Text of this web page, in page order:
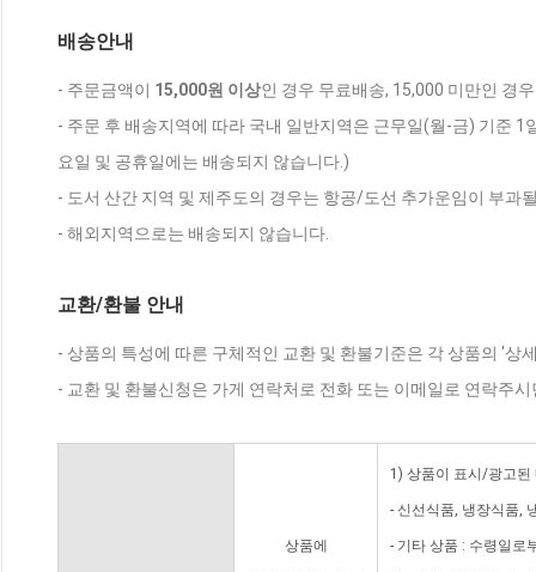
배송안내
- 주문금액이 15,000원 이상인 경우 무료배송, 15,000 미만인 경
- 주문 후 배송지역에 따라 국내 일반지역은 근무일(월-금) 기준
요일 및 공휴일에는 배송되지 않습니다.)
- 도서 산간 지역 및 제주도의 경우는 항공/도선 추가운임이 부과
- 해외지역으로는 배송되지 않습니다.
교환/환불 안내
- 상품의 특성에 따른 구체적인 교환 및 환불기준은 각 상품의 '상
- 교환 및 환불신청은 가게 연락처로 전화 또는 이메일로 연락주
상품에
1) 상품이 표시/광고된
- 신선식품, 냉장식품,
- 기타 상품 : 수령일로